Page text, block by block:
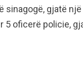
sinagogë, gjatë
5 oficerë policie,